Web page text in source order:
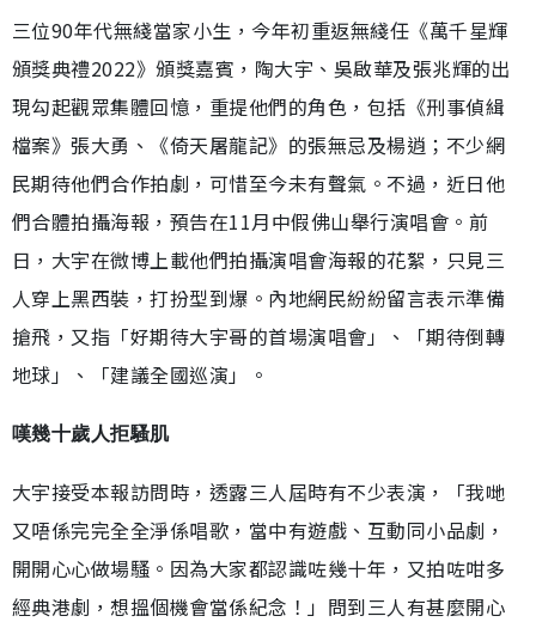
三位90年代無綫當家小生，今年初重返無綫任《萬千星輝
頒獎典禮2022》頒獎嘉賓，陶大宇、吳啟華及張兆輝的出
現勾起觀眾集體回憶，重提他們的角色，包括《刑事偵緝
檔案》張大勇、《倚天屠龍記》的張無忌及楊逍；不少網
民期待他們合作拍劇，可惜至今未有聲氣。不過，近日他
們合體拍攝海報，預告在11月中假佛山舉行演唱會。前
日，大宇在微博上載他們拍攝演唱會海報的花絮，只見三
人穿上黑西裝，打扮型到爆。內地網民紛紛留言表示準備
搶飛，又指「好期待大宇哥的首場演唱會」、「期待倒轉
地球」、「建議全國巡演」。
嘆幾十歲人拒騷肌
大宇接受本報訪問時，透露三人屆時有不少表演，「我哋
又唔係完完全全淨係唱歌，當中有遊戲、互動同小品劇，
開開心心做場騷。因為大家都認識咗幾十年，又拍咗咁多
經典港劇，想搵個機會當係紀念！」問到三人有甚麼開心